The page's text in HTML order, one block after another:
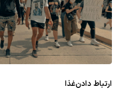
ارتباط دادنغذا